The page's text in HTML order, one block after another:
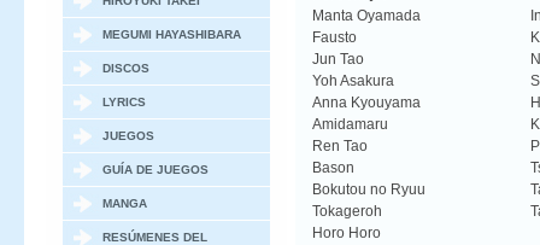
MEGUMI HAYASHIBARA
DISCOS
LYRICS
JUEGOS
GUÍA DE JUEGOS
MANGA
RESÚMENES DEL
Manta Oyamada
Fausto
Jun Tao
Yoh Asakura
Anna Kyouyama
Amidamaru
Ren Tao
Bason
Bokutou no Ryuu
Tokageroh
Horo Horo